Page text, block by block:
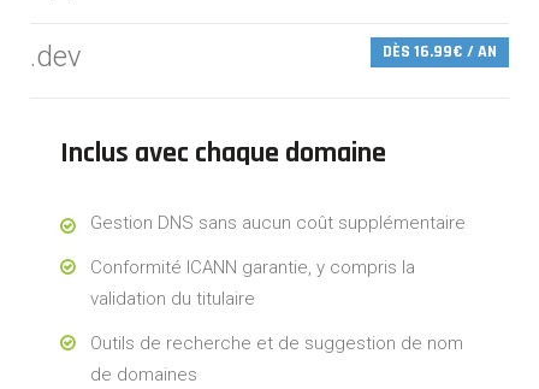
.dev DÈS 16.99€ / AN
Inclus avec chaque domaine
Gestion DNS sans aucun coût supplémentaire
Conformité ICANN garantie, y compris la
validation du titulaire
Outils de recherche et de suggestion de nom
de domaines